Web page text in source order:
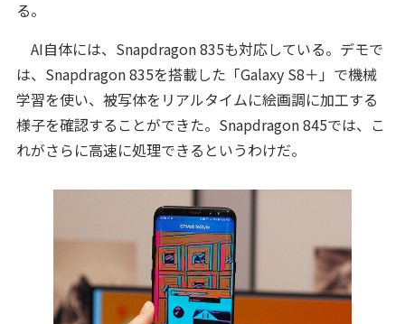
る。
AI自体には、Snapdragon 835も対応している。デモで
は、Snapdragon 835を搭載した「Galaxy S8＋」で機械
学習を使い、被写体をリアルタイムに絵画調に加工する
様子を確認することができた。Snapdragon 845では、こ
れがさらに高速に処理できるというわけだ。